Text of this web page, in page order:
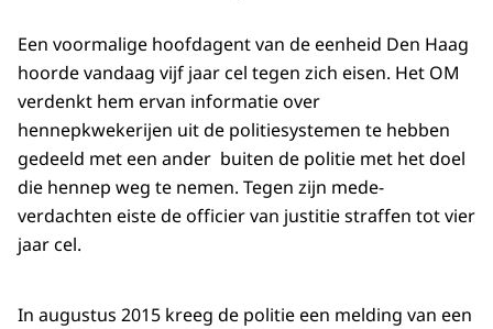
Een voormalige hoofdagent van de eenheid Den Haag
hoorde vandaag vijf jaar cel tegen zich eisen. Het OM
verdenkt hem ervan informatie over
hennepkwekerijen uit de politiesystemen te hebben
gedeeld met een ander buiten de politie met het doel
die hennep weg te nemen. Tegen zijn mede-
verdachten eiste de officier van justitie straffen tot vier
jaar cel.
In augustus 2015 kreeg de politie een melding van een